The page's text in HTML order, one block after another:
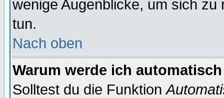
wenige Augenblicke, um sich
tun.
Nach oben
Warum werde ich
Solltest du die Funktion